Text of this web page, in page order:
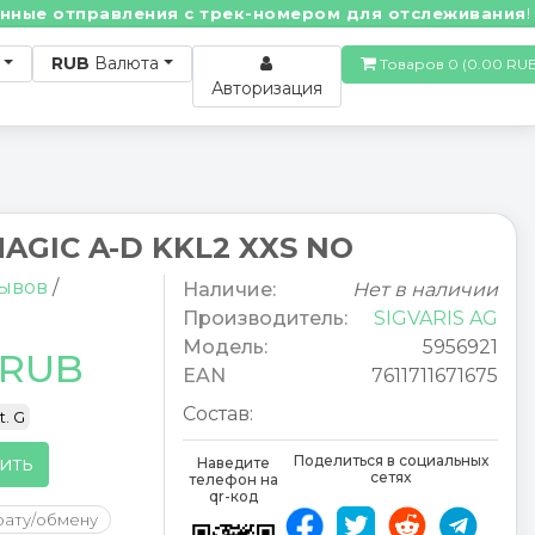
с трек-номером для отслеживания!
RUB Валюта
Авторизация
Товаров 0
A-D KKL2 XXS NO
/
G
обмену
Наличие:
Нет в наличии
Производитель:
SIGVARIS AG
Модель:
5956921
EAN
7611711671675
Состав:
Наведите
телефон на
qr-код
Поделиться в социальных
сетях